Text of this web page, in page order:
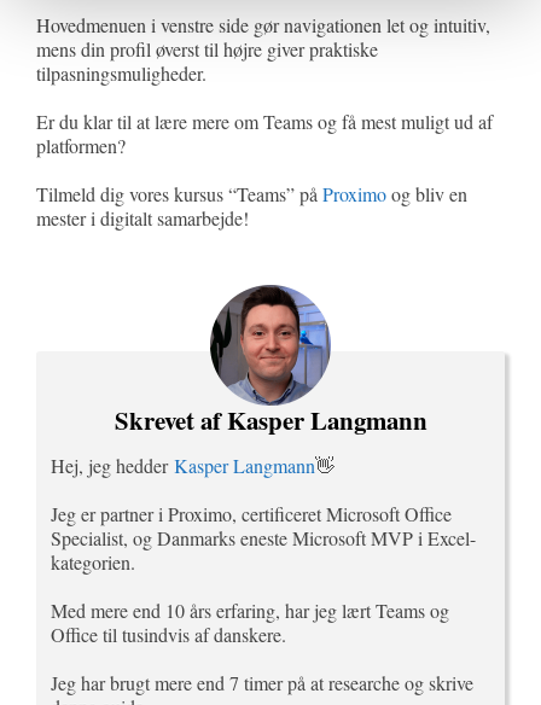
Hovedmenuen i venstre side gør navigationen let og intuitiv,
mens din profil øverst til højre giver praktiske
tilpasningsmuligheder.
Er du klar til at lære mere om Teams og få mest muligt ud af
platformen?
Tilmeld dig vores kursus “Teams” på Proximoog bliv en
mester i digitalt samarbejde!
Skrevet af Kasper Langmann
Hej, jeg hedderKasper Langmann👋
Jeg er partner i Proximo, certificeret Microsoft Office
Specialist, og Danmarks eneste Microsoft MVP i Excel-
kategorien.
Med mere end 10 års erfaring, har jeg lært Teams og
Office til tusindvis af danskere.
Jeg har brugt mere end 7 timer på at researche og skrive